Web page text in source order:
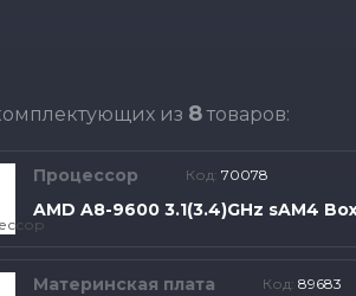
из 8товаров:
Процессор Код: 70078
AMD A8-9600 3.1(3.4)GHz sAM4
Материнская плата Код: 89683